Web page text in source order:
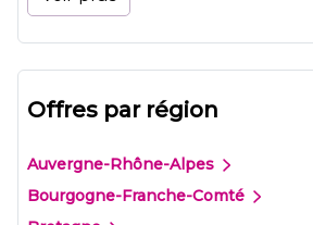
Offres par région
Auvergne-Rhône-Alpes
Bourgogne-Franche-Comté